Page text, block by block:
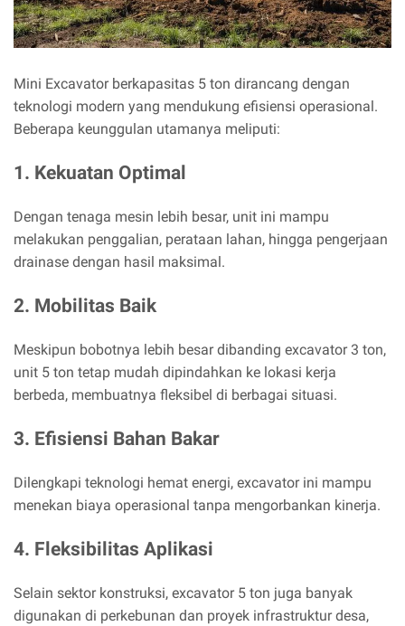
Mini Excavator berkapasitas 5 ton dirancang dengan
teknologi modern yang mendukung efisiensi operasional.
Beberapa keunggulan utamanya meliputi:
1. Kekuatan Optimal
Dengan tenaga mesin lebih besar, unit ini mampu
melakukan penggalian, perataan lahan, hingga pengerjaan
drainase dengan hasil maksimal.
2. Mobilitas Baik
Meskipun bobotnya lebih besar dibanding excavator 3 ton,
unit 5 ton tetap mudah dipindahkan ke lokasi kerja
berbeda, membuatnya fleksibel di berbagai situasi.
3. Efisiensi Bahan Bakar
Dilengkapi teknologi hemat energi, excavator ini mampu
menekan biaya operasional tanpa mengorbankan kinerja.
4. Fleksibilitas Aplikasi
Selain sektor konstruksi, excavator 5 ton juga banyak
digunakan di perkebunan dan proyek infrastruktur desa,